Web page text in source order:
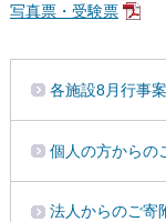
写真票・受験票
各施設8月行事
個人の方からの
法人からのご寄